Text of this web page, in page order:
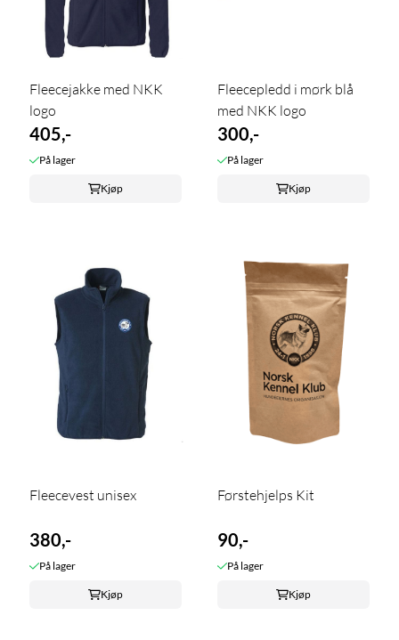
Fleecejakke med NKK
logo
405,-
På lager
Kjøp
Fleecepledd i mørk blå
med NKK logo
300,-
På lager
Kjøp
Fleecevest unisex
380,-
På lager
Kjøp
Førstehjelps Kit
90,-
På lager
Kjøp